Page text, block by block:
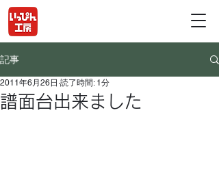
記事
譜面台出来ました
2011年6月26日 読了時間: 1分